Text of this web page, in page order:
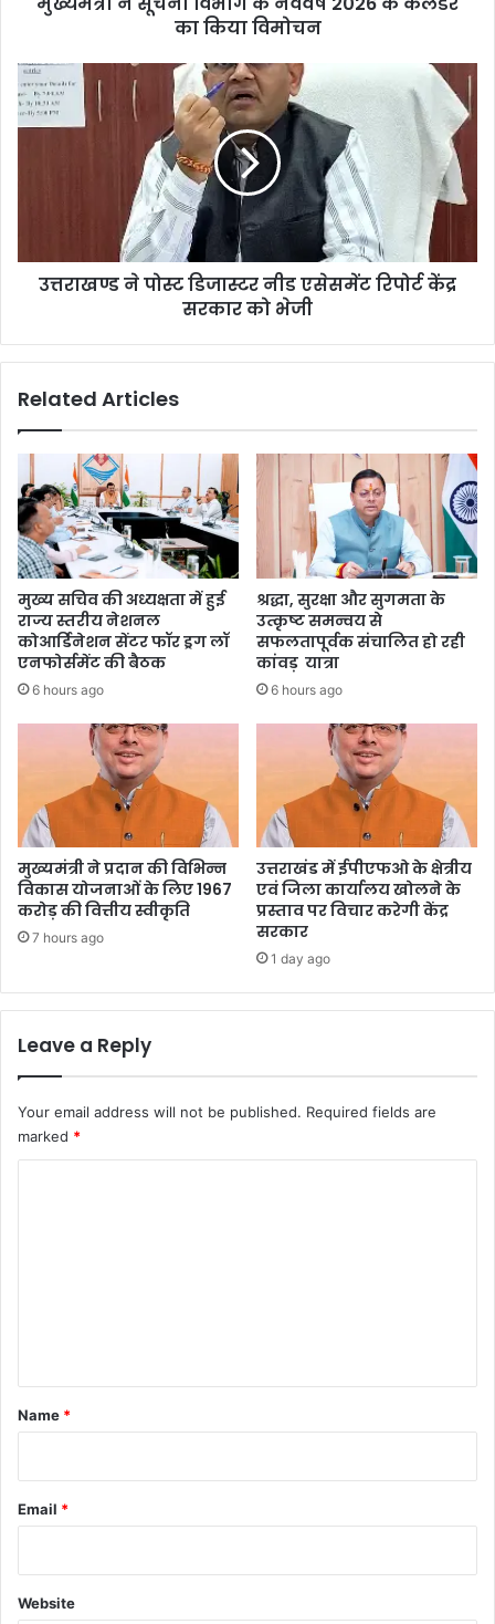
का किया विमोचन
उत्तराखण्ड ने पोस्ट डिजास्टर नीड एसेसमेंट रिपोर्ट केंद्र
सरकार को भेजी
Related Articles
मुख्य सचिव की अध्यक्षता में हुई
राज्य स्तरीय नेशनल
कोआर्डिनेशन सेंटर फॉर ड्रग लॉ
एनफोर्समेंट की बैठक
6 hours ago
श्रद्धा, सुरक्षा और सुगमता के
उत्कृष्ट समन्वय से
सफलतापूर्वक संचालित हो रही
कांवड़ यात्रा
6 hours ago
मुख्यमंत्री ने प्रदान की विभिन्न
विकास योजनाओं के लिए 1967
करोड़ की वित्तीय स्वीकृति
7 hours ago
उत्तराखंड में ईपीएफओ के क्षेत्रीय
एवं जिला कार्यालय खोलने के
प्रस्ताव पर विचार करेगी केंद्र
सरकार
1 day ago
Leave a Reply
Your email address will not be published. Required fields are
marked *
*
Name *
Email *
Website